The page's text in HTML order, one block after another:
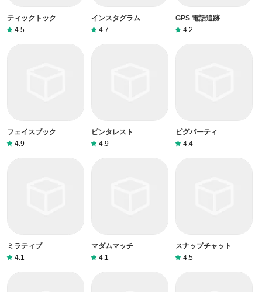
ティックトック
4.5
インスタグラム
4.7
GPS 電話追跡
4.2
フェイスブック
4.9
ピンタレスト
4.9
ピグパーティ
4.4
ミラティブ
4.1
マダムマッチ
4.1
スナップチャット
4.5